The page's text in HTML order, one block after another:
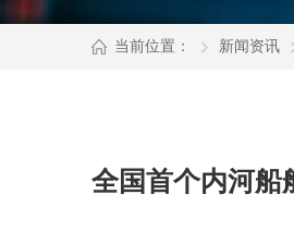
当前位置： 新闻资讯
全国首个内河船